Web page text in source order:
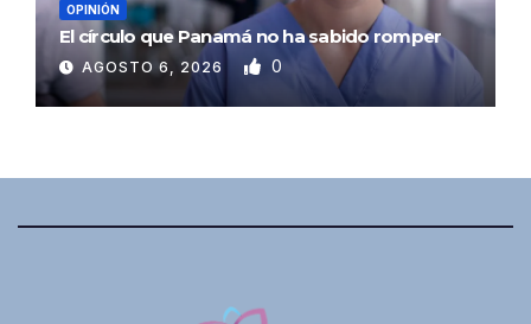
OPINIÓN
El círculo que Panamá no ha sabido romper
AGOSTO 6, 2026 0